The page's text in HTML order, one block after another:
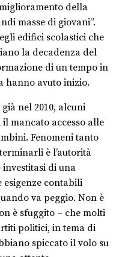
della
masse di giovani”.
edifici scolastici che
la decadenza del
di un tempo in
hanno avuto inizio.
nel 2010, alcuni
mancato accesso alle
Fenomeni tanto
è l’autorità
di una
esigenze contabili
va peggio. Non è
è sfuggito – che molti
politici, in tema di
spiccato il volo su